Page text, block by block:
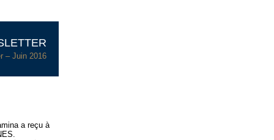
– Juin 2016
a reçu à